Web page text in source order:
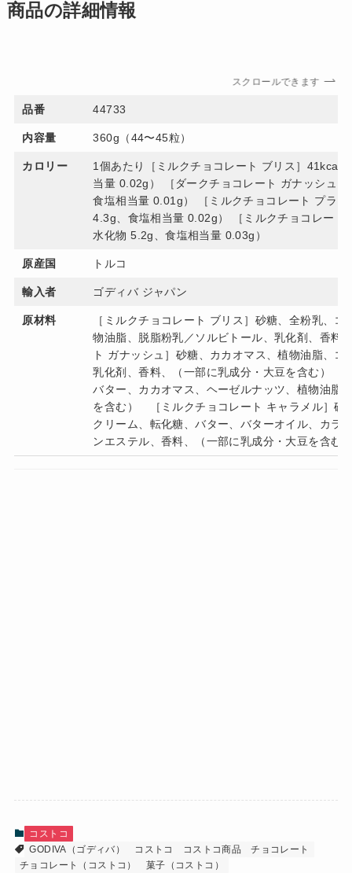
商品の詳細情報
スクロールできます
品番 44733
内容量 360g（44〜45粒）
カロリー
1個あたり［ミルクチョコレート ブリス］41kcal
当量 0.02g） ［ダークチョコレート ガナッシュ
食塩相当量 0.01g） ［ミルクチョコレート プラ
4.3g、食塩相当量 0.02g） ［ミルクチョコレー
水化物 5.2g、食塩相当量 0.03g）
原産国 トルコ
輸入者 ゴディバ ジャパン
原材料
［ミルクチョコレート ブリス］砂糖、全粉乳、
物油脂、脱脂粉乳／ソルビトール、乳化剤、香
ト ガナッシュ］砂糖、カカオマス、植物油脂、
乳化剤、香料、（一部に乳成分・大豆を含む）
バター、カカオマス、ヘーゼルナッツ、植物油脂
を含む） ［ミルクチョコレート キャラメル］砂
クリーム、転化糖、バター、バターオイル、カラ
ンエステル、香料、（一部に乳成分・大豆を含む
コストコ
GODIVA（ゴディバ）
コストコ コストコ商品
チョコレート
チョコレート（コストコ）
菓子（コストコ）